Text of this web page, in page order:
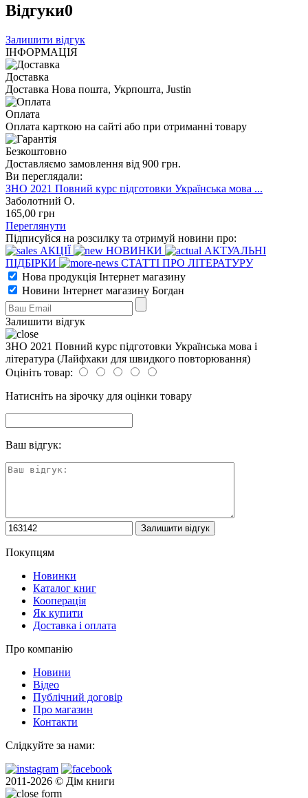
Відгуки0
Залишити відгук
ІНФОРМАЦІЯ
Доставка
Доставка Нова пошта, Укрпошта, Justin
Оплата
Оплата карткою на сайті або при отриманні товару
Безкоштовно
Доставляємо замовлення від 900 грн.
Ви переглядали:
ЗНО 2021 Повний курс підготовки Українська мова ...
Заболотний О.
165,00 грн
Переглянути
Підписуйся на розсилку та отримуй новини про:
АКЦІЇ
НОВИНКИ
АКТУАЛЬНІ
ПІДБІРКИ
СТАТТІ ПРО ЛІТЕРАТУРУ
Нова продукція Інтернет магазину
Новини Інтернет магазину Богдан
Залишити відгук
ЗНО 2021 Повний курс підготовки Українська мова і
література (Лайфхаки для швидкого повторювання)
Оцініть товар:
Натисніть на зірочку для оцінки товару
Ваш відгук:
Покупцям
Новинки
Каталог книг
Кооперація
Як купити
Доставка і оплата
Про компанію
Новини
Відео
Публічний договір
Про магазин
Контакти
Слідкуйте за нами:
2011-2026 © Дім книги